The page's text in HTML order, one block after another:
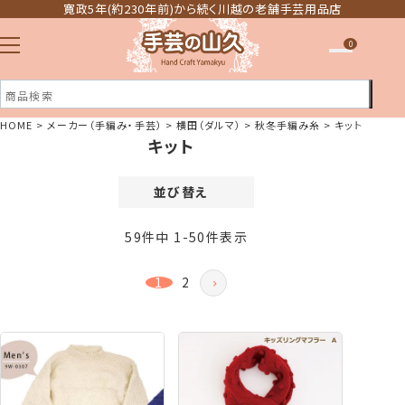
寛政5年(約230年前)から続く川越の老舗手芸用品店
注文履歴
0
HOME メーカー（手編み・手芸） 横田（ダルマ） 秋冬手編み糸 キット
キット
並び替え
価格が高い順
登録順
レビュー順
59件中 1 -50件表示
1 2